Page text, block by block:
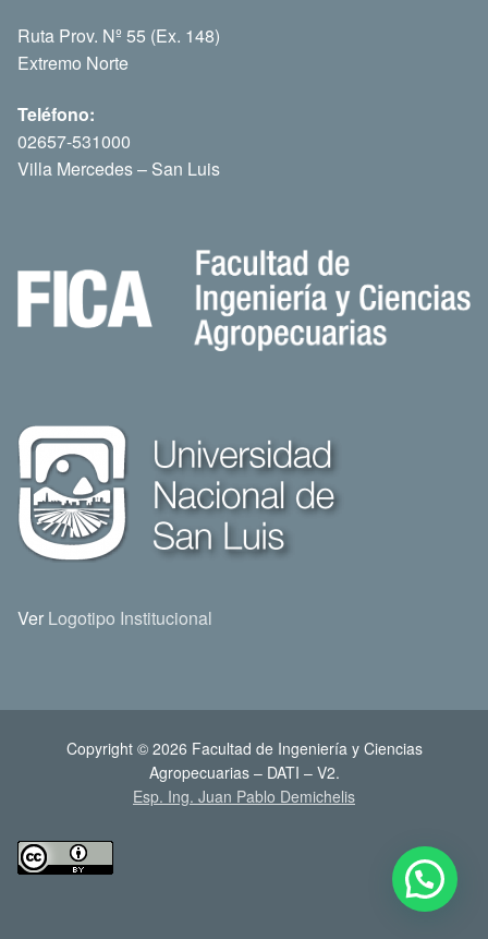
Ruta Prov. Nº 55 (Ex. 148)
Extremo Norte
Teléfono:
02657-531000
Villa Mercedes – San Luis
Ver Logotipo Institucional
Copyright © 2026 Facultad de Ingeniería y Ciencias
Agropecuarias – DATI – V2.
Esp. Ing. Juan Pablo Demichelis